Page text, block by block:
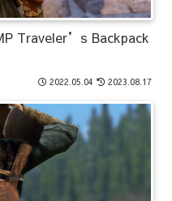
Traveler’s Backpack
2022.05.04 2023.08.17